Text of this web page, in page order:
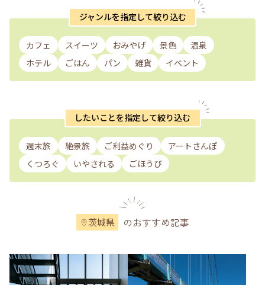
ジャンルを指定して絞り込む
カフェ スイーツ おみやげ 景色
温泉
ホテル
ごはん パン 雑貨 イベント
したいことを指定して絞り込む
週末旅 絶景旅 ご利益めぐり
アートさんぽ
くつろぐ
いやされる ごほうび
茨城県 のおすすめ記事